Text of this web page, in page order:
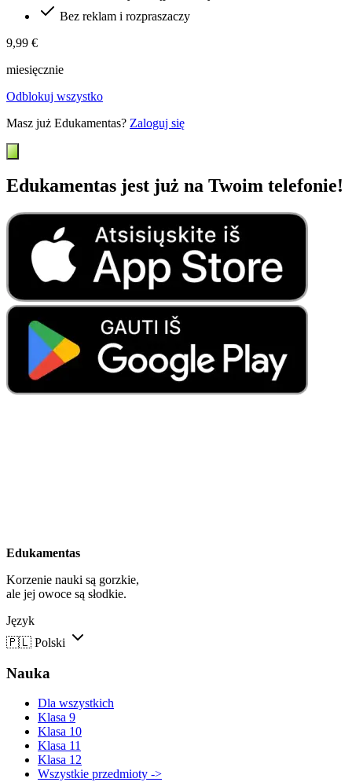
Bez reklam i rozpraszaczy
9,99 €
miesięcznie
Odblokuj wszystko
Masz już Edukamentas? Zaloguj się
Edukamentas jest już na Twoim telefonie!
Edukamentas
Korzenie nauki są gorzkie,
ale jej owoce są słodkie.
Język
🇵🇱 Polski
Nauka
Dla wszystkich
Klasa 9
Klasa 10
Klasa 11
Klasa 12
Wszystkie przedmioty ->